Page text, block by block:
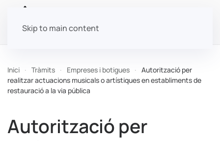
Skip to main content
Inici Tràmits Empreses i botigues
Autorització per
realitzar actuacions musicals o artístiques en establiments de
restauració a la via pública
Autorització per